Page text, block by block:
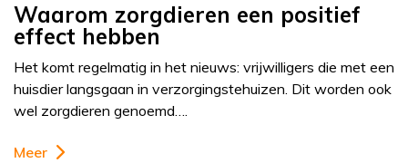
Waarom zorgdieren een positief
effect hebben
Het komt regelmatig in het nieuws: vrijwilligers die met een
huisdier langsgaan in verzorgingstehuizen. Dit worden ook
wel zorgdieren genoemd….
Meer